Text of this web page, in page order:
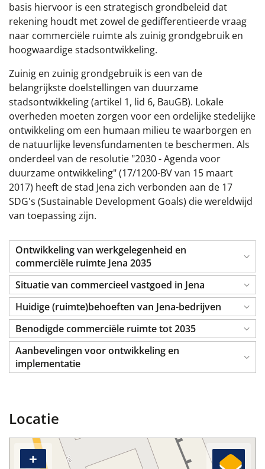
basis hiervoor is een strategisch grondbeleid dat
rekening houdt met zowel de gedifferentieerde vraag
naar commerciële ruimte als zuinig grondgebruik en
hoogwaardige stadsontwikkeling.
Zuinig en zuinig grondgebruik is een van de
belangrijkste doelstellingen van duurzame
stadsontwikkeling (artikel 1, lid 6, BauGB). Lokale
overheden moeten zorgen voor een ordelijke stedelijke
ontwikkeling om een humaan milieu te waarborgen en
de natuurlijke levensfundamenten te beschermen. Als
onderdeel van de resolutie "2030 - Agenda voor
duurzame ontwikkeling" (17/1200-BV van 15 maart
2017) heeft de stad Jena zich verbonden aan de 17
SDG's (Sustainable Development Goals) die wereldwijd
van toepassing zijn.
Ontwikkeling van werkgelegenheid en
commerciële ruimte Jena 2035
Situatie van commercieel vastgoed in Jena
Huidige (ruimte)behoeften van Jena-bedrijven
Benodigde commerciële ruimte tot 2035
Aanbevelingen voor ontwikkeling en
implementatie
Locatie
+